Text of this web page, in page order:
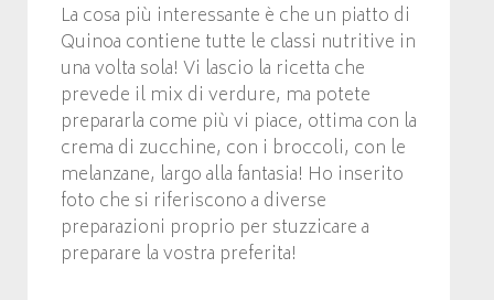
La cosa più interessante è che un piatto di
Quinoa contiene tutte le classi nutritive in
una volta sola! Vi lascio la ricetta che
prevede il mix di verdure, ma potete
prepararla come più vi piace, ottima con la
crema di zucchine, con i broccoli, con le
melanzane, largo alla fantasia! Ho inserito
foto che si riferiscono a diverse
preparazioni proprio per stuzzicare a
preparare la vostra preferita!